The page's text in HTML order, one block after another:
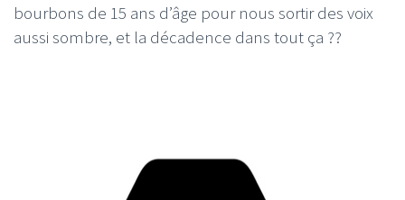
bourbons de 15 ans d’âge pour nous sortir des voix
aussi sombre, et la décadence dans tout ça ??